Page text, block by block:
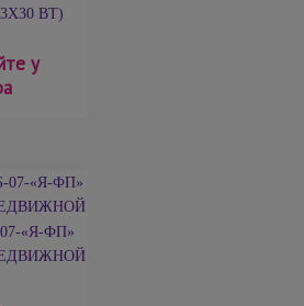
ВТ)
у
«Я-ФП»